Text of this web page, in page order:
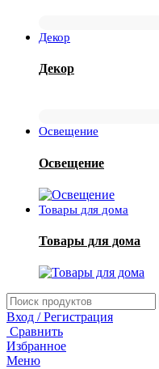
Декор
Декор
Освещение
Освещение
Товары для дома
Товары для дома
Вход / Регистрация
Сравнить
Избранное
Меню